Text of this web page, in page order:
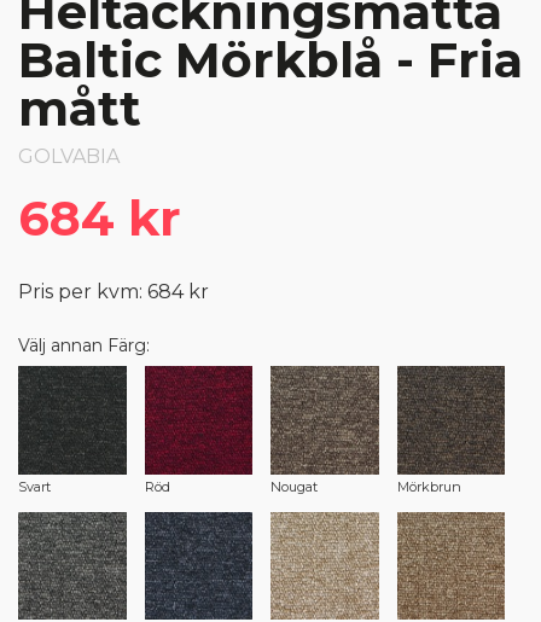
Baltic Mörkblå - Fria
mått
GOLVABIA
684 kr
Pris per kvm: 684 kr
Välj annan Färg:
Svart Röd Nougat Mörkbrun